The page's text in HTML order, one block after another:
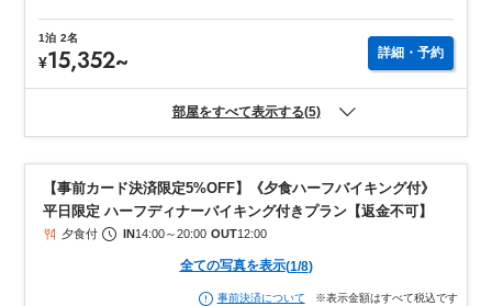
1泊 2名
¥15,352~ 詳細・予約
部屋をすべて表示する(5)
【事前カード決済限定5%OFF】《夕食ハーフバイキング付》
平日限定 ハーフディナーバイキング付きプラン【返金不可】
夕食付 IN14:00～20:00 OUT12:00
全ての写真を表示(1/8)
事前決済について ※表示金額はすべて税込です